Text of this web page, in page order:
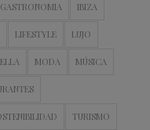
GASTRONOMIA IBIZA
LIFESTYLE LUJO
MODA MÚSICA
TURISMO